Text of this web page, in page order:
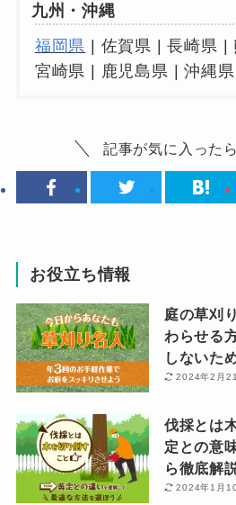
九州・沖縄
福岡県 | 佐賀県 | 長崎県 |
宮崎県 | 鹿児島県 | 沖縄県
記事が気に入った
お役立ち情報
庭の草刈
わらせる
しないた
2024年2月
伐採とは
定との意
ら徹底解
2024年1月